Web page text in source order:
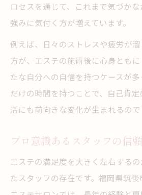
ロセスを通じて、これまで気づか
強みに気付く方が増えています。
例えば、日々のストレスや疲労が
方が、エステの施術後に心身とも
たな自分への自信を持つケースが
だけの時間を持つことで、自己肯
活にも前向きな変化が生まれるので
プロ意識あるスタッフの信
エステの満足度を大きく左右する
たスタッフの存在です。福岡県筑